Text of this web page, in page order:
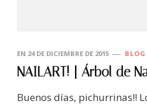
EN 24 DE DICIEMBRE DE 2015 BLOG
NAILART! | Árbol de
Buenos días, pichurrinas!!